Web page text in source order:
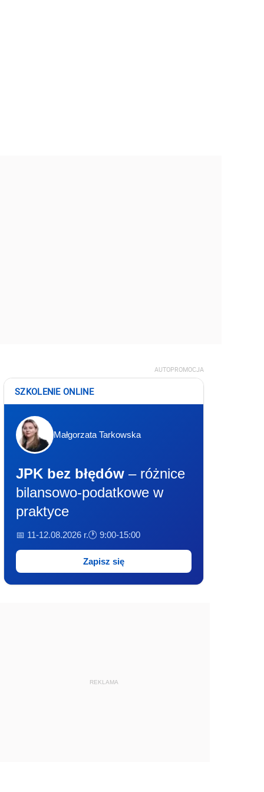
AUTOPROMOCJA
SZKOLENIE ONLINE
Małgorzata Tarkowska
JPK bez błędów – różnice
bilansowo-podatkowe w
praktyce
📅 11-12.08.2026 r.🕐 9:00-15:00
Zapisz się
REKLAMA